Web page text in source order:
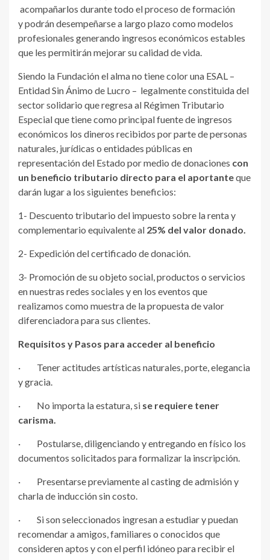
acompañarlos durante todo el proceso de formación
y podrán desempeñarse a largo plazo como modelos
profesionales generando ingresos económicos estables
que les permitirán mejorar su calidad de vida.
Siendo la Fundación el alma no tiene color una ESAL –
Entidad Sin Ánimo de Lucro – legalmente constituida del
sector solidario que regresa al Régimen Tributario
Especial quetiene como principal fuente de ingresos
económicos los dineros recibidos por parte de personas
naturales, jurídicas o entidades públicas en
representación del Estado por medio de donaciones con
un beneficio tributario directo para el aportanteque
darán lugar a los siguientes beneficios:
1- Descuento tributario del impuesto sobre la renta y
complementario equivalente al 25% del valor donado.
2- Expedición del certificado de donación.
3- Promoción de su objeto social, productos o servicios
en nuestras redes sociales y en los eventos que
realizamos como muestra de la propuesta de valor
diferenciadora para sus clientes.
Requisitos y Pasos para acceder al beneficio
· Tener actitudes artísticas naturales, porte, elegancia
y gracia.
· No importa la estatura, si se requiere tener
carisma.
· Postularse, diligenciando y entregando en físico los
documentos solicitados para formalizar la inscripción.
· Presentarse previamente al casting de admisión y
charla de inducción sin costo.
· Si son seleccionados ingresan a estudiar y puedan
recomendar a amigos, familiares o conocidos que
consideren aptos y con el perfil idóneo para recibir el